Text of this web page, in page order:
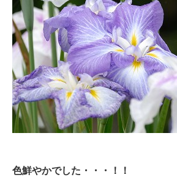
色鮮やかでした・・・！！